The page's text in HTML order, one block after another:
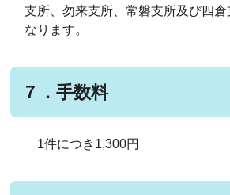
支所、勿来支所、常磐支所及び四
なります。
７．手数料
1件につき1,300円